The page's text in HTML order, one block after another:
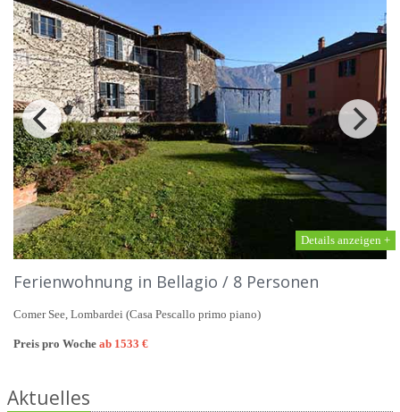
Details anzeigen +
Ferienwohnung in Bellagio / 8 Personen
Comer See, Lombardei (Casa Pescallo primo piano)
Preis pro Woche ab 1533 €
Aktuelles